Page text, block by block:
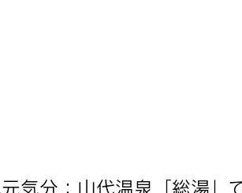
気分：山代温泉「総湯」